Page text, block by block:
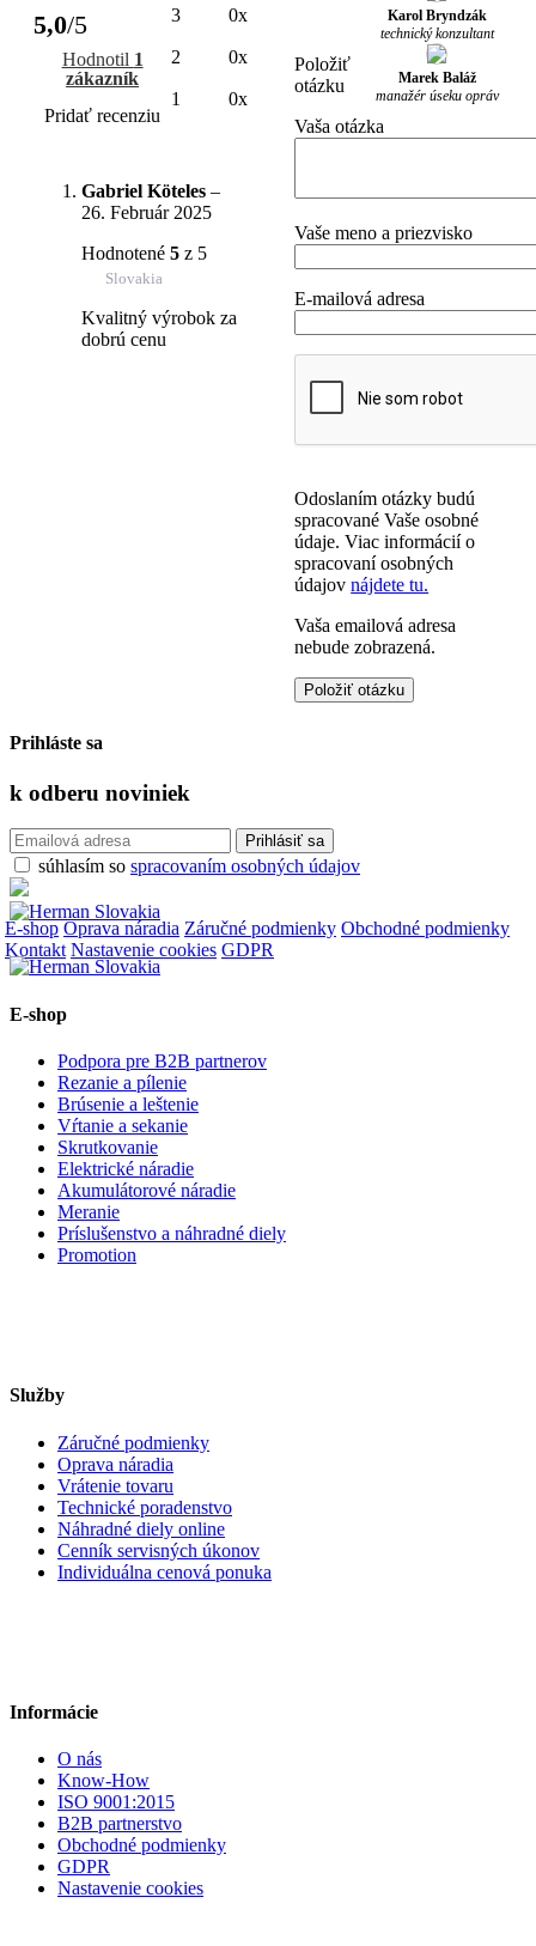
5,0/5
Hodnotil 1
zákazník
Pridať recenziu
3 0x
2 0x
1 0x
Gabriel Köteles –
26. Február 2025
Hodnotené 5 z 5
Slovakia
Kvalitný výrobok za
dobrú cenu
Karol Bryndzák
technický konzultant
Marek Baláž
manažér úseku opráv
Položiť
otázku
Vaša otázka
Vaše meno a priezvisko
E-mailová adresa
Odoslaním otázky budú
spracované Vaše osobné
údaje. Viac informácií o
spracovaní osobných
údajovnájdete tu.
Vaša emailová adresa
nebude zobrazená.
Prihláste sa
k odberu noviniek
súhlasím so spracovaním osobných údajov
E-shop Oprava náradia Záručné podmienky Obchodné podmienky
Kontakt Nastavenie cookies GDPR
E-shop
Podpora pre B2B partnerov
Rezanie a pílenie
Brúsenie a leštenie
Vŕtanie a sekanie
Skrutkovanie
Elektrické náradie
Akumulátorové náradie
Meranie
Príslušenstvo a náhradné diely
Promotion
Služby
Záručné podmienky
Oprava náradia
Vrátenie tovaru
Technické poradenstvo
Náhradné diely online
Cenník servisných úkonov
Individuálna cenová ponuka
Informácie
O nás
Know-How
ISO 9001:2015
B2B partnerstvo
Obchodné podmienky
GDPR
Nastavenie cookies